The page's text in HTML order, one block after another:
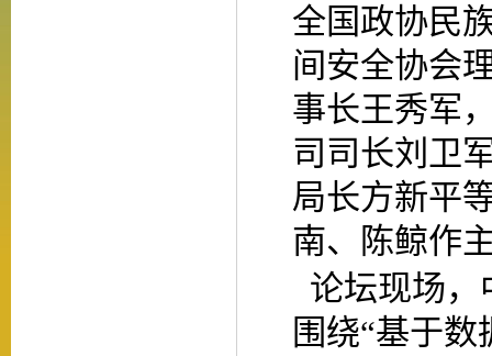
全国政协民
间安全协会
事长王秀军
司司长刘卫
局长方新平
南、陈鲸作
论坛现场，
围绕“基于数